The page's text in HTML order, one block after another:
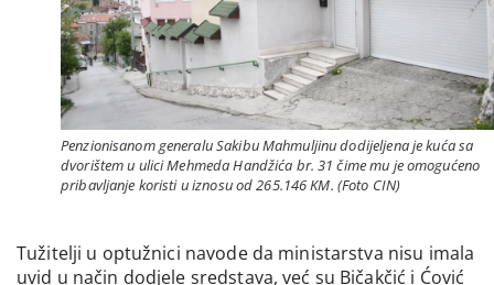
Penzionisanom generalu Sakibu Mahmuljinu dodijeljena je kuća sa
dvorištem u ulici Mehmeda Handžića br. 31 čime mu je omogućeno
pribavljanje koristi u iznosu od 265.146 KM. (Foto CIN)
Tužitelji u optužnici navode da ministarstva nisu imala
uvid u način dodjele sredstava, već su Bičakčić i Ćović